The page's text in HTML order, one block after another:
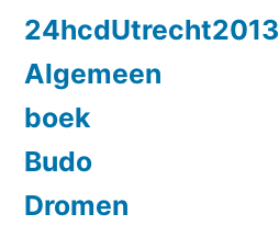
24hcdUtrecht2013
Algemeen
boek
Budo
Dromen